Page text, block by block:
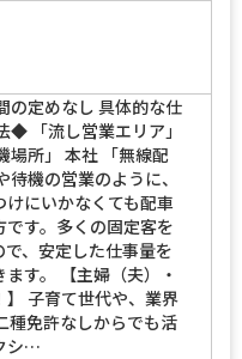
の定めなし 具体的な仕
「流し営業エリア」
場所」 本社 「無線配
機の営業のように、
けにいかなくても配車
す。多くの固定客を
、安定した仕事量を
す。 【主婦（夫）・
】 子育て世代や、業界
種免許なしからでも活
シ…